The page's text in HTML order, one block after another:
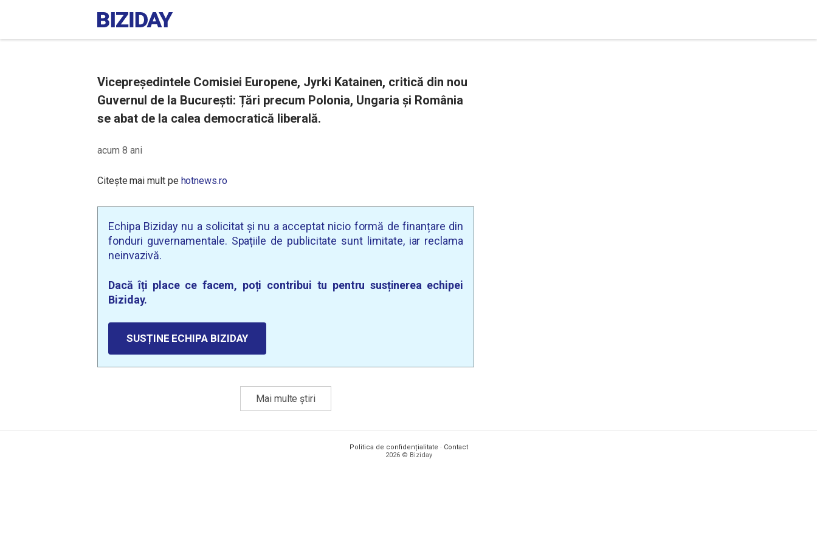
Vicepreședintele Comisiei Europene, Jyrki Katainen, critică din nou
Guvernul de la București: Țări precum Polonia, Ungaria și România
se abat de la calea democratică liberală.
acum 8 ani
Citește mai mult pe hotnews.ro
Echipa Biziday nu a solicitat și nu a acceptat nicio formă de finanțare din
fonduri guvernamentale. Spațiile de publicitate sunt limitate, iar reclama
neinvazivă.
Dacă îți place ce facem, poți contribui tu pentru susținerea echipei
Biziday.
SUSȚINE ECHIPA BIZIDAY
Mai multe știri
Politica de confidențialitate · Contact
2026 © Biziday